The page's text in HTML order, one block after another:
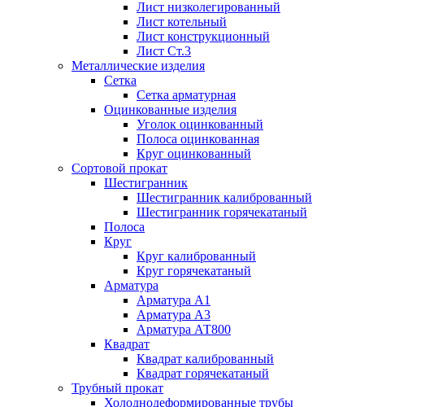
Лист низколегированный
Лист котельный
Лист конструкционный
Лист Ст.3
Металлические изделия
Сетка
Сетка арматурная
Оцинкованные изделия
Уголок оцинкованный
Полоса оцинкованная
Круг оцинкованный
Сортовой прокат
Шестигранник
Шестигранник калиброванный
Шестигранник горячекатаный
Полоса
Круг
Круг калиброванный
Круг горячекатаный
Арматура
Арматура А1
Арматура А3
Арматура АТ800
Квадрат
Квадрат калиброванный
Квадрат горячекатаный
Трубный прокат
Холоднодеформированные трубы